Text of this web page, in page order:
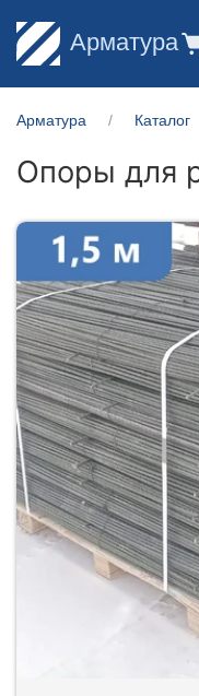
Арматура
Арматура Каталог
Опоры для